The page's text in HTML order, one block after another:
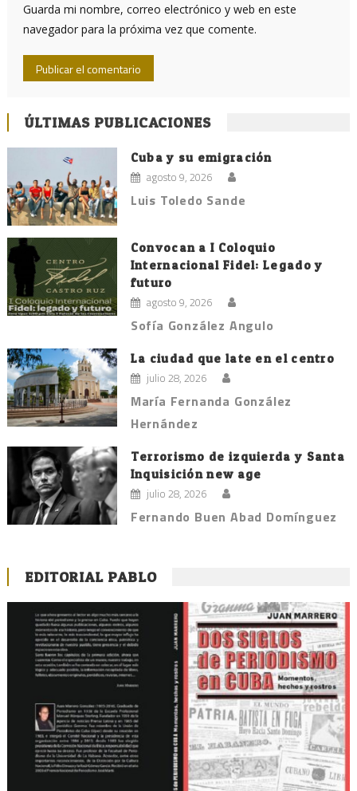
Guarda mi nombre, correo electrónico y web en este
navegador para la próxima vez que comente.
ÚLTIMAS PUBLICACIONES
Cuba y su emigración
agosto 9, 2026
Luis Toledo Sande
Convocan a I Coloquio
Internacional Fidel: Legado y
futuro
agosto 9, 2026
Sofía González Angulo
La ciudad que late en el centro
julio 28, 2026
María Fernanda González
Hernández
Terrorismo de izquierda y Santa
Inquisición new age
julio 28, 2026
Fernando Buen Abad Domínguez
EDITORIAL PABLO